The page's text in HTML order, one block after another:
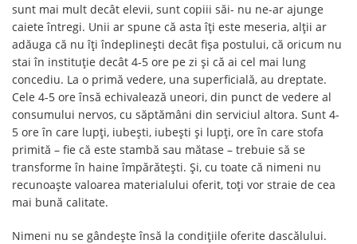
sunt mai mult decât elevii, sunt copiii săi- nu ne-ar ajunge
caiete întregi. Unii ar spune că asta îți este meseria, alții ar
adăuga că nu îți îndeplinești decât fișa postului, că oricum nu
stai în instituție decât 4-5 ore pe zi și că ai cel mai lung
concediu. La o primă vedere, una superficială, au dreptate.
Cele 4-5 ore însă echivalează uneori, din punct de vedere al
consumului nervos, cu săptămâni din serviciul altora. Sunt 4-
5 ore în care lupți, iubești, iubești și lupți, ore în care stofa
primită – fie că este stambă sau mătase – trebuie să se
transforme în haine împărătești. Și, cu toate că nimeni nu
recunoaște valoarea materialului oferit, toți vor straie de cea
mai bună calitate.
Nimeni nu se gândește însă la condițiile oferite dascălului.